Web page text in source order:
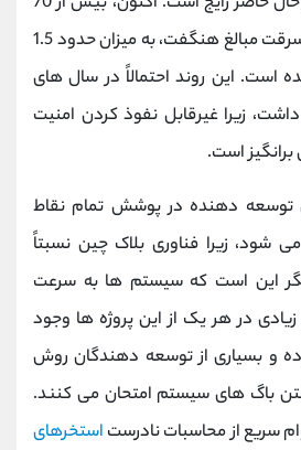
سواستفاده DeFi برای سرقت مبالغ هنگفت، به میزان حدود 1.5
است. این روند احتمالاً در سال ‌های
زیرا غیرقابل نفوذ کردن امنیت
است.
توسعه دهنده در پوشش تمام نقاط
شود، زیرا فناوری بلاک چین نسبتاً
این است که سیستم ها به سرعت
در هر یک از این پروژه ها وجود
و بسیاری از توسعه دهندگان روش
باگ های سیستم امتحان می کنند.
سریع از محاسبات نادرست استخرهای